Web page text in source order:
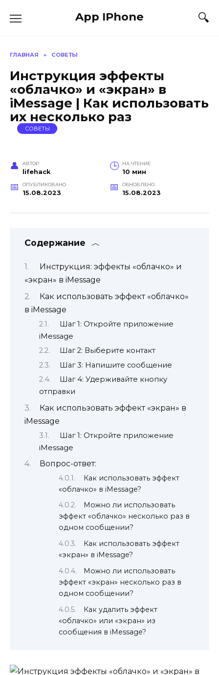
App IPhone
ГЛАВНАЯ » СОВЕТЫ
Инструкция эффекты
«облачко» и «экран» в
iMessage | Как использовать
их несколько раз
СОВЕТЫ
АВТОР
lifehack
НА ЧТЕНИЕ
10 мин
ОПУБЛИКОВАНО
15.08.2023
ОБНОВЛЕНО
15.08.2023
Содержание
Инструкция: эффекты «облачко» и
«экран» в iMessage
Как использовать эффект «облачко»
в iMessage
Шаг 1: Откройте приложение
iMessage
Шаг 2: Выберите контакт
Шаг 3: Напишите сообщение
Шаг 4: Удерживайте кнопку
отправки
Как использовать эффект «экран» в
iMessage
Шаг 1: Откройте приложение
iMessage
Вопрос-ответ:
Как использовать эффект
«облачко» в iMessage?
Можно ли использовать
эффект «облачко» несколько раз в
одном сообщении?
Как использовать эффект
«экран» в iMessage?
Можно ли использовать
эффект «экран» несколько раз в
одном сообщении?
Как удалить эффект
«облачко» или «экран» из
сообщения в iMessage?